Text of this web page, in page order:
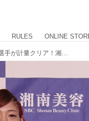
RULES ONLINE